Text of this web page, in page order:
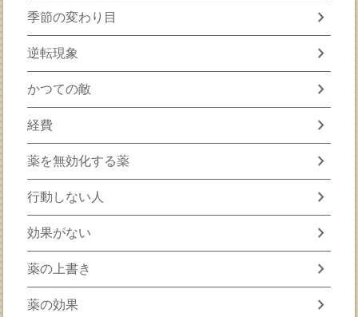
季節の変わり目 chevron_right
逆転現象 chevron_right
かつての敵 chevron_right
経費 chevron_right
薬を無効化する薬 chevron_right
行動しない人 chevron_right
効果がない chevron_right
薬の上書き chevron_right
薬の効果 chevron_right